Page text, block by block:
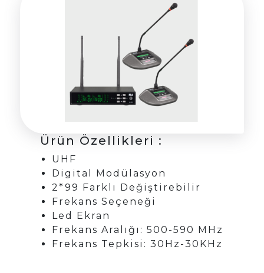
Ürün Özellikleri :
UHF
Digital Modülasyon
2*99 Farklı Değiştirebilir
Frekans Seçeneği
Led Ekran
Frekans Aralığı: 500-590 MHz
Frekans Tepkisi: 30Hz-30KHz